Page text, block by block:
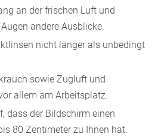
an der frischen Luft und
andere Ausblicke.
nicht länger als unbedingt
sowie Zugluft und
allem am Arbeitsplatz.
dass der Bildschirm einen
80 Zentimeter zu Ihnen hat.